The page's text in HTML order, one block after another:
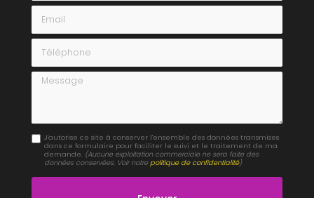
Email
Téléphone
Message
J'autorise ce site à conserver l'ensemble des données transmises
dans ce formulaire pour faciliter le suivi et le traitement de ma
demande. (Aucune exploitation commerciale ne sera faite des
données conservées. Voir notrepolitique de confidentialité)